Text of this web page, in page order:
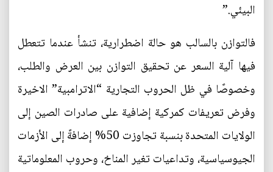
البيئي.”
فالتوازن بالسالب هو حالة اضطرارية، تنشأ عندما تتعطل
فيها آلية السعر عن تحقيق التوازن بين العرض والطلب،
وخصوصًا في ظل الحروب التجارية “الاترامبية” الاخيرة
وفرض تعريفات كمركية إضافية على صادرات الصين إلى
الولايات المتحدة بنسبة تجاوزت 50% إضافةً إلى الأزمات
الجيوسياسية، وتداعيات تغير المناخ، وحروب المعلوماتية